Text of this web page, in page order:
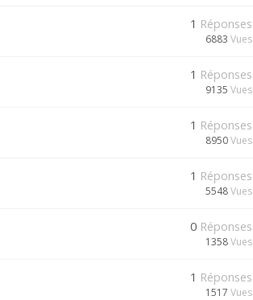
1 Réponses
6883 Vues
1 Réponses
9135 Vues
1 Réponses
8950Vues
1 Réponses
5548Vues
0 Réponses
1358Vues
1 Réponses
1517 Vues